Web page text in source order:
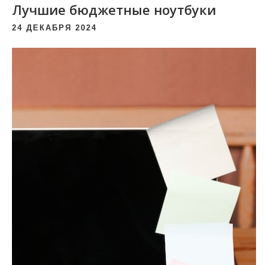
Лучшие бюджетные ноутбуки
24 ДЕКАБРЯ 2024